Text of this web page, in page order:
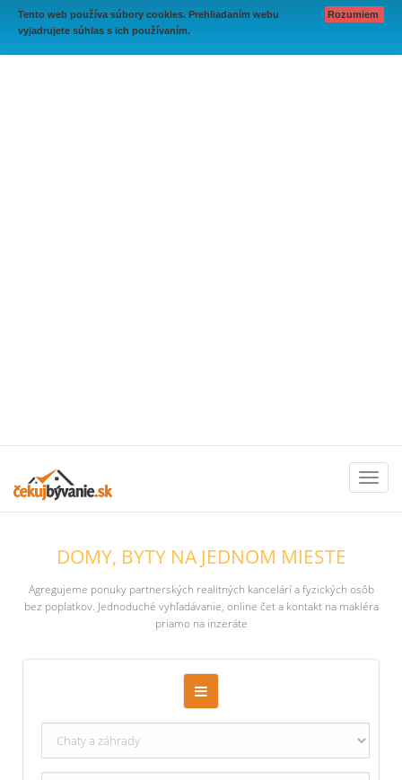
Tento web používa súbory cookies. Prehliadaním webu
vyjadrujete súhlas s ich používaním.
Rozumiem
DOMY, BYTY NA JEDNOM MIESTE
Agregujeme ponuky partnerských realitných kancelárí a fyzických osôb
bez poplatkov. Jednoduché vyhľadávanie, online čet a kontakt na makléra
priamo na inzeráte